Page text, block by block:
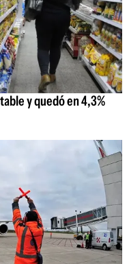
y quedó en 4,3%